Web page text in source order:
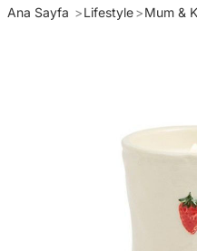
Ana Sayfa Lifestyle Mum &